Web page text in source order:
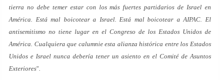
tierra no debe temer estar con los más fuertes partidarios de Israel en
América. Está mal boicotear a Israel. Está mal boicotear a AIPAC. El
antisemitismo no tiene lugar en el Congreso de los Estados Unidos de
América. Cualquiera que calumnie esta alianza histórica entre los Estados
Unidos e Israel nunca debería tener un asiento en el Comité de Asuntos
Exteriores".